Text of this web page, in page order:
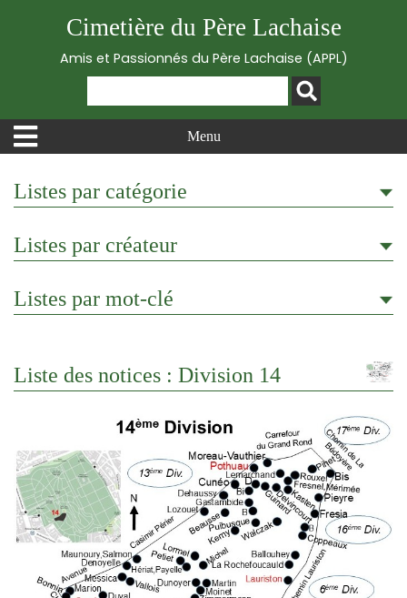
Cimetière du Père Lachaise
Amis et Passionnés du Père Lachaise (APPL)
Menu
Listes par catégorie
Listes par créateur
Listes par mot-clé
Liste des notices : Division 14